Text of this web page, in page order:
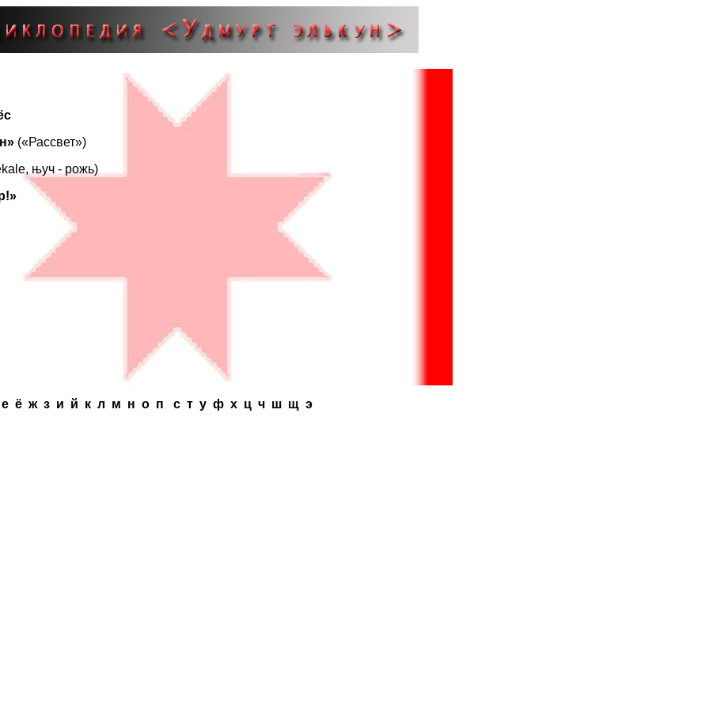
(«Рассвет»)
њуч - рожь)
e ё ж з и й к л м н o п c т y ф x ц ч ш щ э